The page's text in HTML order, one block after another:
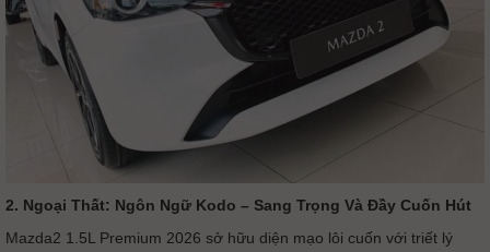
2. Ngoại Thất: Ngôn Ngữ Kodo – Sang Trọng Và Đầy Cuốn Hút
Mazda2 1.5L Premium 2026 sở hữu diện mạo lôi cuốn với triết lý